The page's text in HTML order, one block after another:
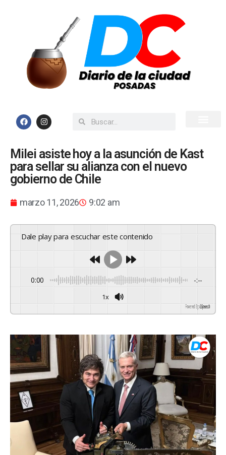
Milei asiste hoy a la asunción de Kast
para sellar su alianza con el nuevo
gobierno de Chile
marzo 11, 2026 9:02 am
Dale play para escuchar este contenido
0:00 -:--
1x
Powered By GSpeech